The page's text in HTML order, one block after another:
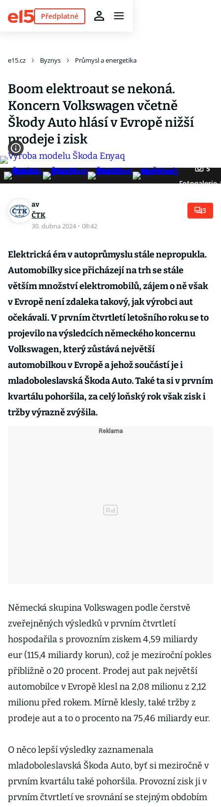
Předplatné
e15.cz Byznys Průmysl a energetika
Boom elektroaut se nekoná.
Koncern Volkswagen včetně
Škody Auto hlásí v Evropě nižší
prodeje i zisk
5
Fotogalerie
av
ČTK
30. dubna 2024 · 08:42
3
Elektrická éra v autoprůmyslu stále nepropukla.
Automobilky sice přicházejí na trh se stále
větším množství elektromobilů, zájem o ně však
v Evropě není zdaleka takový, jak výrobci aut
očekávali. V prvním čtvrtletí letošního roku se to
projevilo na výsledcích německého koncernu
Volkswagen, který zůstává největší
automobilkou v Evropě a jehož součástí je i
mladoboleslavská Škoda Auto. Také ta si v prvním
kvartálu pohoršila, za celý loňský rok však zisk i
tržby výrazně zvýšila.
Německá skupina Volkswagen podle čerstvě
zveřejněných výsledků v prvním čtvrtletí
hospodařila s provozním ziskem 4,59 miliardy
eur (115,4 miliardy korun), což je meziroční pokles
přibližně o 20 procent. Prodej aut pak největší
automobilce v Evropě klesl na 2,08 milionu z 2,12
milionu před rokem. Mírně klesly, také tržby z
prodeje aut a to o procento na 75,46 miliardy eur.
O něco lepší výsledky zaznamenala
mladoboleslavská Škoda Auto, byť si meziročně v
prvním kvartálu také pohoršila. Provozní zisk ji v
prvním čtvrtletí ve srovnání se stejným obdobím